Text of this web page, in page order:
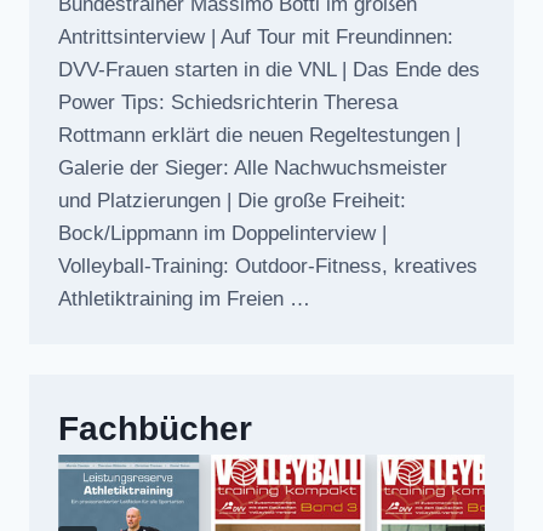
Antrittsinterview | Auf Tour mit Freundinnen:
DVV-Frauen starten in die VNL | Das Ende des
Power Tips: Schiedsrichterin Theresa
Rottmann erklärt die neuen Regeltestungen |
Galerie der Sieger: Alle Nachwuchsmeister
und Platzierungen | Die große Freiheit:
Bock/Lippmann im Doppelinterview |
Volleyball-Training: Outdoor-Fitness, kreatives
Athletiktraining im Freien …
Fachbücher